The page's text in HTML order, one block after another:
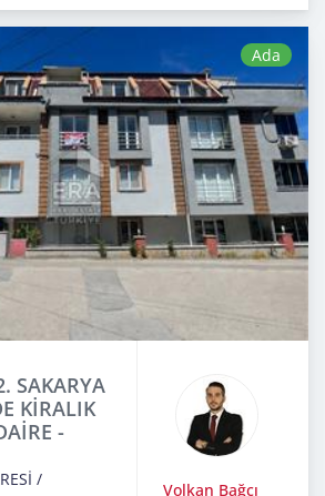
Ada
SAKARYA
KİRALIK
-
/
Volkan Bağcı